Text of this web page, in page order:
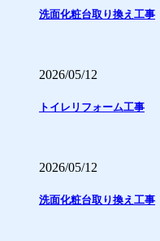
洗面化粧台取り換え工事
2026/05/12
トイレリフォーム工事
2026/05/12
洗面化粧台取り換え工事